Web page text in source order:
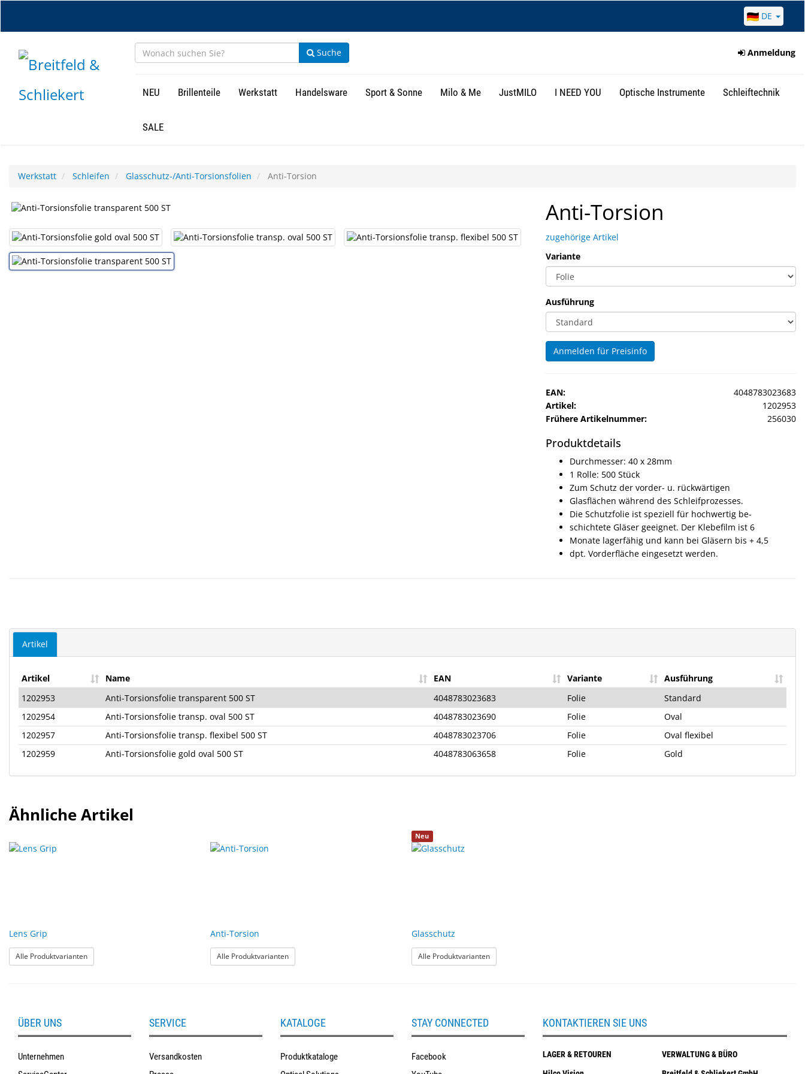
DE
Suche Anmeldung
NEU Brillenteile Werkstatt Handelsware Sport & Sonne Milo & Me JustMILO I NEED YOU Optische Instrumente Schleiftechnik
SALE
Werkstatt Schleifen Glasschutz-/Anti-Torsionsfolien Anti-Torsion
Anti-Torsion
zugehörige Artikel
Variante
Ausführung
Anmelden für Preisinfo
EAN:
4048783023683
Artikel:
1202953
Frühere Artikelnummer:
256030
Produktdetails
Durchmesser: 40 x 28mm
1 Rolle: 500 Stück
Zum Schutz der vorder- u. rückwärtigen
Glasflächen während des Schleifprozesses.
Die Schutzfolie ist speziell für hochwertig be-
schichtete Gläser geeignet. Der Klebefilm ist 6
Monate lagerfähig und kann bei Gläsern bis + 4,5
dpt. Vorderfläche eingesetzt werden.
Artikel
Artikel Name EAN Variante
Ausführung
1202953
Anti-Torsionsfolie transparent 500 ST 4048783023683 Folie
Standard
1202954
Anti-Torsionsfolie transp. oval 500 ST 4048783023690 Folie
Oval
1202957
Anti-Torsionsfolie transp. flexibel 500 ST 4048783023706 Folie
Oval flexibel
1202959
Anti-Torsionsfolie gold oval 500 ST 4048783063658 Folie Gold
Ähnliche Artikel
Lens Grip
Alle Produktvarianten: Lens Grip
Anti-Torsion
Alle Produktvarianten: Anti-Torsion
Neu
Glasschutz
Alle Produktvarianten: Glasschutz
ÜBER UNS
Unternehmen
SERVICE
Versandkosten
KATALOGE
Produktkataloge
STAY CONNECTED
Facebook
KONTAKTIEREN SIE UNS
LAGER & RETOUREN
VERWALTUNG & BÜRO